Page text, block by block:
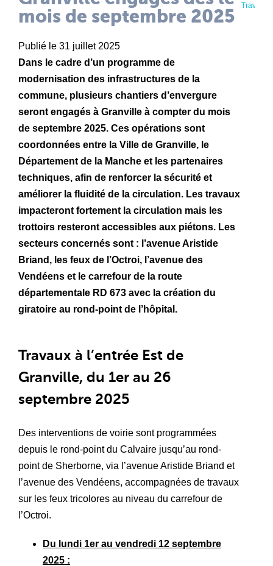
mois de septembre 2025
Publié le 31 juillet 2025
Dans le cadre d’un programme de
modernisation des infrastructures de la
commune, plusieurs chantiers d’envergure
seront engagés à Granville à compter du mois
de septembre 2025. Ces opérations sont
coordonnées entre la Ville de Granville, le
Département de la Manche et les partenaires
techniques, afin de renforcer la sécurité et
améliorer la fluidité de la circulation. Les travaux
impacteront fortement la circulation mais les
trottoirs resteront accessibles aux piétons. Les
secteurs concernés sont : l’avenue Aristide
Briand, les feux de l’Octroi, l’avenue des
Vendéens et le carrefour de la route
départementale RD 673 avec la création du
giratoire au rond-point de l’hôpital.
Travaux à l’entrée Est de
Granville, du 1er au 26
septembre 2025
Des interventions de voirie sont programmées
depuis le rond-point du Calvaire jusqu’au rond-
point de Sherborne, via l’avenue Aristide Briand et
l’avenue des Vendéens, accompagnées de travaux
sur les feux tricolores au niveau du carrefour de
l’Octroi.
Du lundi 1er au vendredi 12 septembre
2025 :
Travaux